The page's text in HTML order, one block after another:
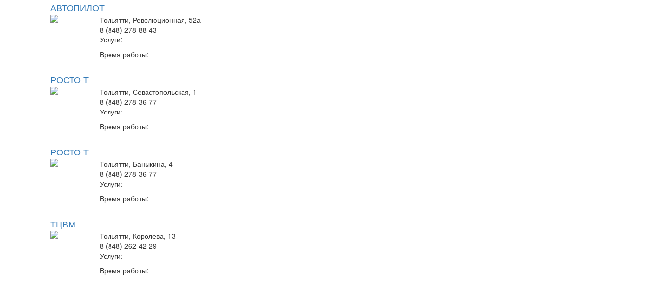
АВТОПИЛОТ
Тольятти, Революционная, 52а
8 (848) 278-88-43
Услуги:
Время работы:
РОСТО Т
Тольятти, Севастопольская, 1
8 (848) 278-36-77
Услуги:
Время работы:
РОСТО Т
Тольятти, Баныкина, 4
8 (848) 278-36-77
Услуги:
Время работы:
ТЦВМ
Тольятти, Королева, 13
8 (848) 262-42-29
Услуги:
Время работы: